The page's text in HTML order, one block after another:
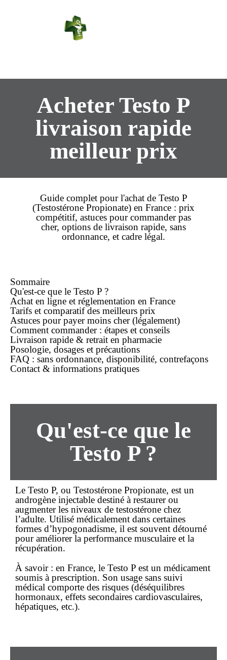
Acheter Testo P
livraison rapide
meilleur prix
Guide complet pour l'achatde Testo P
(Testostérone Propionate) en France : prix
compétitif, astuces pour commanderpas
cher, options de livraison rapide, sans
ordonnance, et cadre légal.
Sommaire
Qu'est-ce que le Testo P ?
Achat en ligne et réglementation en France
Tarifs et comparatif des meilleurs prix
Astuces pour payermoins cher(légalement)
Comment commander: étapes et conseils
Livraison rapide & retrait en pharmacie
Posologie, dosages et précautions
FAQ : sans ordonnance, disponibilité, contrefaçons
Contact & informations pratiques
Qu'est-ce que le
Testo P ?
Le Testo P, ou Testostérone Propionate, est un
androgène injectable destiné à restaurer ou
augmenter les niveaux de testostérone chez
l’adulte. Utilisé médicalement dans certaines
formes d’hypogonadisme, il est souvent détourné
pour améliorer la performance musculaire et la
récupération.
À savoir : en France, le Testo P est un médicament
soumis à prescription. Son usage sans suivi
médical comporte des risques (déséquilibres
hormonaux, effets secondaires cardiovasculaires,
hépatiques, etc.).